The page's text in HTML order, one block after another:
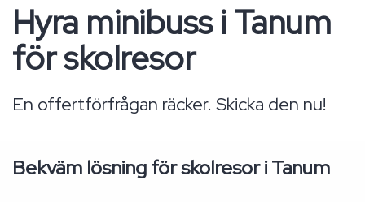
Hyra minibuss i Tanum
för skolresor
En offertförfrågan räcker. Skicka den nu!
Bekväm lösning för skolresor i Tanum